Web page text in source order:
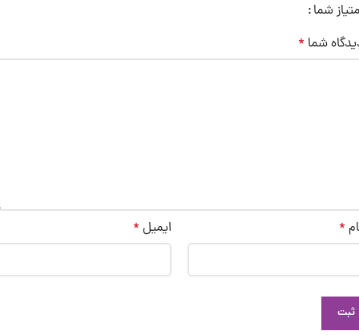
شما
شما *
* ایمیل *